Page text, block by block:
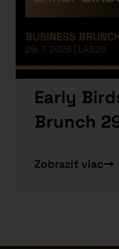
Early
Brunch
Zobraziť viac